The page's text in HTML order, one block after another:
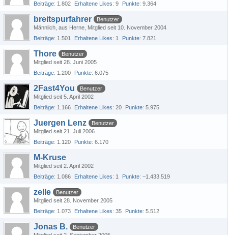
Beiträge 1.802 Erhaltene Likes 9 Punkte 9.364
breitspurfahrer
Benutzer
Männlich aus Herne Mitglied seit 10. November 2004
Beiträge 1.501 Erhaltene Likes 1 Punkte 7.821
Thore
Benutzer
Mitglied seit 28. Juni 2005
Beiträge 1.200 Punkte 6.075
2Fast4You
Benutzer
Mitglied seit 5. April 2002
Beiträge 1.166 Erhaltene Likes 20 Punkte 5.975
Juergen Lenz
Benutzer
Mitglied seit 21. Juli 2006
Beiträge 1.120 Punkte 6.170
M-Kruse
Mitglied seit 2. April 2002
Beiträge 1.086 Erhaltene Likes 1 Punkte −1.433.519
zelle
Benutzer
Mitglied seit 28. November 2005
Beiträge 1.073 Erhaltene Likes 35 Punkte 5.512
Jonas B.
Benutzer